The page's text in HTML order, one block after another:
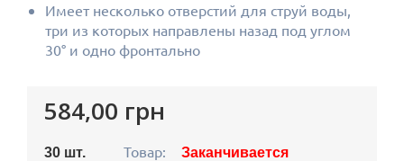
Имеет несколько отверстий для струй воды,
три из которых направлены назад под углом
30° и одно фронтально
584,00 грн
30 шт. Товар: Заканчивается